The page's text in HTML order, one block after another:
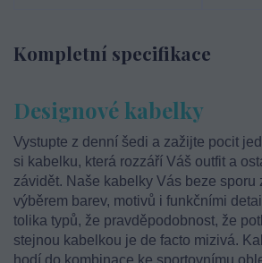
Kompletní specifikace
Designové kabelky
Vystupte z denní šedi a zažijte pocit
si kabelku, která rozzáří Váš outfit a
závidět. Naše kabelky Vás beze sporu
výběrem barev, motivů i funkčními
tolika typů, že pravděpodobnost, že
stejnou kabelkou je de facto mizivá.